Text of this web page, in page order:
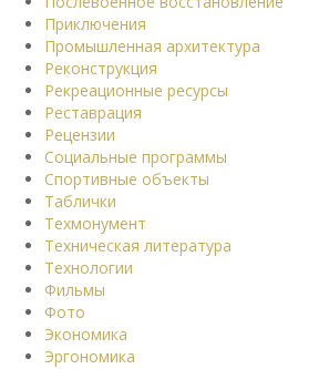
Приключения
Промышленная архитектура
Реконструкция
Рекреационные ресурсы
Реставрация
Рецензии
Социальные программы
Спортивные объекты
Таблички
Техмонумент
Техническая литература
Технологии
Фильмы
Фото
Экономика
Эргономика